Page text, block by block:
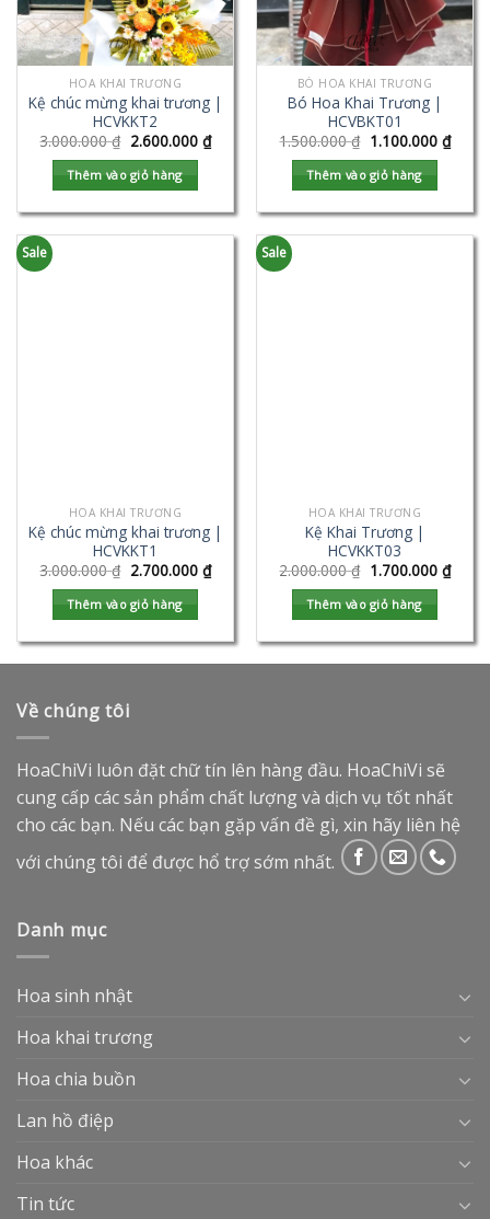
HOA KHAI TRƯƠNG
Kệ chúc mừng khai trương |
HCVKKT2
3.000.000₫ 2.600.000 ₫
Thêm vào giỏ hàng
BÓ HOA KHAI TRƯƠNG
Bó Hoa Khai Trương |
HCVBKT01
1.500.000₫ 1.100.000 ₫
Thêm vào giỏ hàng
Sale
HOA KHAI TRƯƠNG
Kệ chúc mừng khai trương |
HCVKKT1
3.000.000₫ 2.700.000 ₫
Thêm vào giỏ hàng
Sale
HOA KHAI TRƯƠNG
Kệ Khai Trương |
HCVKKT03
2.000.000₫ 1.700.000 ₫
Thêm vào giỏ hàng
Về chúng tôi
HoaChiVi luôn đặt chữ tín lên hàng đầu. HoaChiVi sẽ
cung cấp các sản phẩm chất lượng và dịch vụ tốt nhất
cho các bạn. Nếu các bạn gặp vấn đề gì, xin hãy liên hệ
với chúng tôi để được hổ trợ sớm nhất.
Danh mục
Hoa sinh nhật
Hoa khai trương
Hoa chia buồn
Lan hồ điệp
Hoa khác
Tin tức